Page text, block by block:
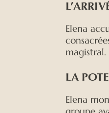
Elena
LA
Elena